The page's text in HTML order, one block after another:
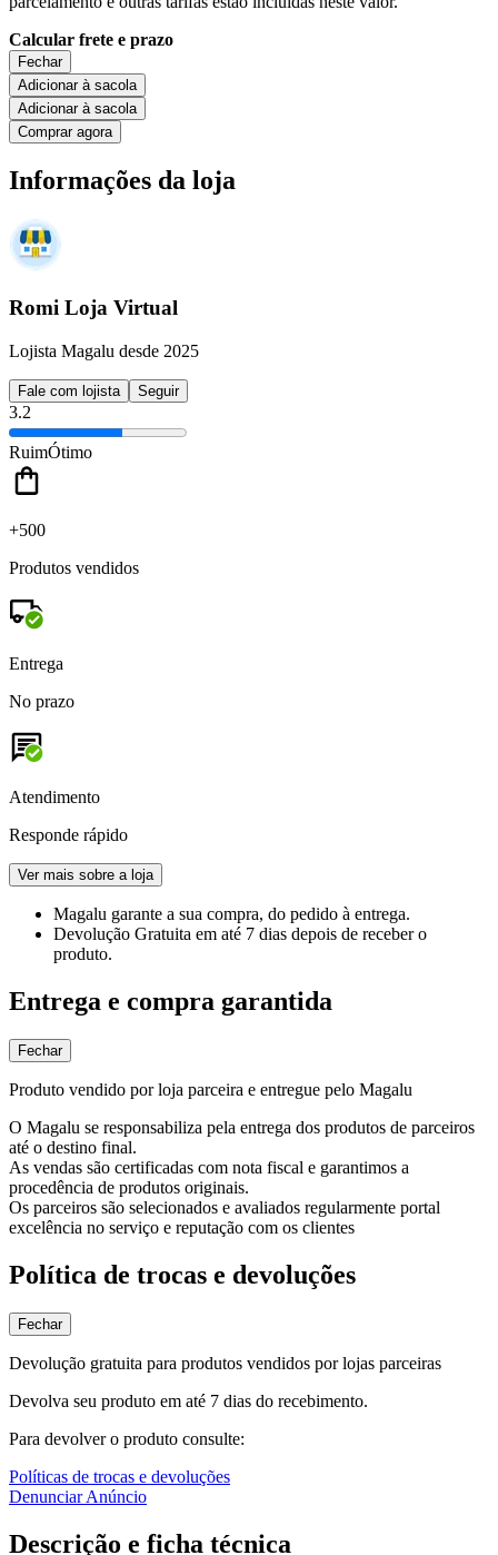
Calcular frete e prazo
Fechar
Adicionar à sacola
Adicionar à sacola
Comprar agora
Informações da loja
Romi Loja Virtual
Lojista Magalu desde 2025
Fale com lojista Seguir
3.2
RuimÓtimo
+500
Produtos vendidos
Entrega
No prazo
Atendimento
Responde rápido
Ver mais sobre a loja
Magalu garante a sua compra, do pedido à entrega.
Devolução Gratuita em até 7 dias depois de receber o
produto.
Entrega e compra garantida
Fechar
Produto vendido por loja parceira e entregue pelo Magalu
O Magalu se responsabiliza pela entrega dos produtos de parceiros
até o destino final.
As vendas são certificadas com nota fiscal e garantimos a
procedência de produtos originais.
Os parceiros são selecionados e avaliados regularmente portal
excelência no serviço e reputação com os clientes
Política de trocas e devoluções
Fechar
Devolução gratuita para produtos vendidos por lojas parceiras
Devolva seu produto em até 7 dias do recebimento.
Para devolver o produto consulte:
Políticas de trocas e devoluções
Denunciar Anúncio
Descrição e ficha técnica